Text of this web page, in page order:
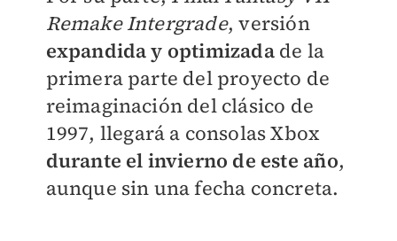
Remake Intergrade, versión
expandida y optimizadade la
primera parte del proyecto de
reimaginación del clásico de
1997, llegará a consolas Xbox
durante el invierno de este año,
aunque sin una fecha concreta.